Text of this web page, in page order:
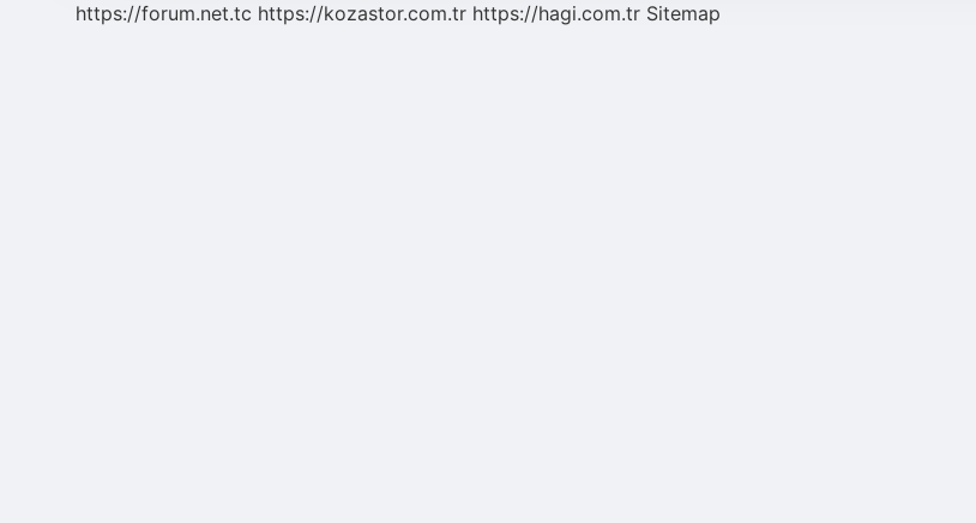
https://forum.net.tc https://kozastor.com.tr https://hagi.com.tr Sitemap